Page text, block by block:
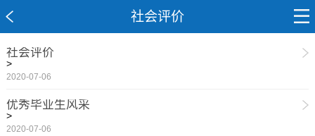
社会评价
社会评价
>
2020-07-06
优秀毕业生风采
>
2020-07-06